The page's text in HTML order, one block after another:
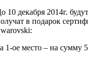
10 декабря 2014г.
в подарок
1-ое место – на сумму